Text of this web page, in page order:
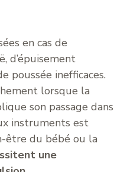
en cas de
d’épuisement
poussée inefficaces.
lorsque la
son passage dans
instruments est
être du bébé ou la
une